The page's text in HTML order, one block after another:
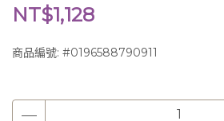
NT$1,128
商品編號: #0196588790911